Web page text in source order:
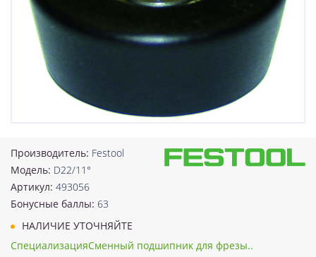
Производитель: Festool
Модель: D22/11°
Артикул: 493056
Бонусные баллы: 63
НАЛИЧИЕ УТОЧНЯЙТЕ
СпециализацияСменный подшипник для фрезы..